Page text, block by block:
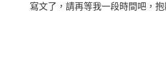
寫文了，請再等我一段時間吧，抱